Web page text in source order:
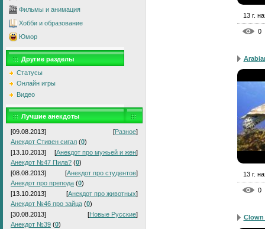
Фильмы и анимация
Хобби и образование
Юмор
Другие разделы
Статусы
Онлайн игры
Видео
Лучшие анекдоты
[09.08.2013] [Разное]
Анекдот Стивен сигал (0)
[13.10.2013]
[Анекдот про мужьей и жен]
Анекдот №47 Пила? (0)
[08.08.2013]
[Анекдот про студентов]
Анекдот про препода (0)
[13.10.2013]
[Анекдот про животных]
Анекдот №46 про зайца (0)
[30.08.2013]
[Новые Русские]
Анекдот №39 (0)
13 г.
0
13 г.
0
Clown